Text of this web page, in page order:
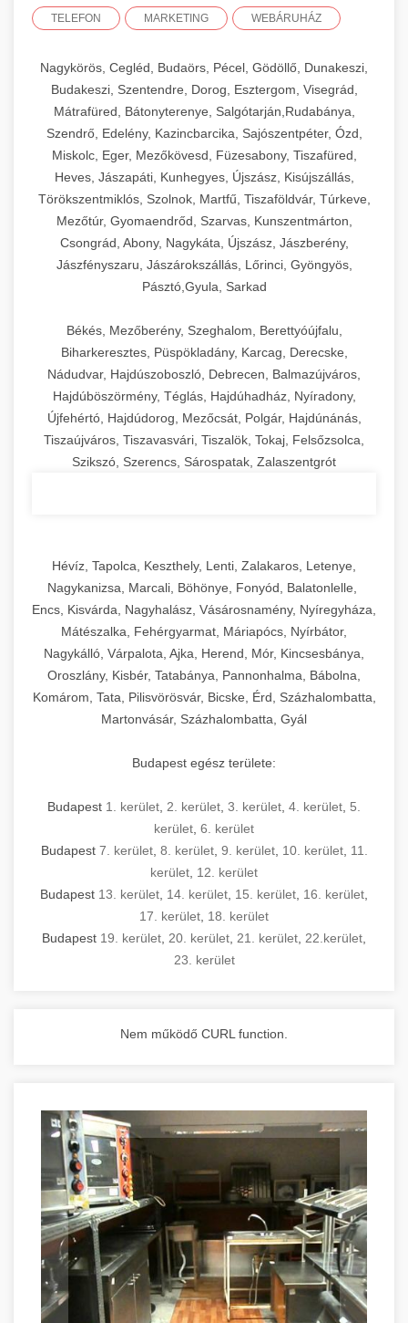
TELEFON MARKETING WEBÁRUHÁZ
Nagykörös, Cegléd, Budaörs, Pécel, Gödöllő, Dunakeszi,
Budakeszi, Szentendre, Dorog, Esztergom, Visegrád,
Mátrafüred, Bátonyterenye, Salgótarján,Rudabánya,
Szendrő, Edelény, Kazincbarcika, Sajószentpéter, Ózd,
Miskolc, Eger, Mezőkövesd, Füzesabony, Tiszafüred,
Heves, Jászapáti, Kunhegyes, Újszász, Kisújszállás,
Törökszentmiklós, Szolnok, Martfű, Tiszaföldvár, Túrkeve,
Mezőtúr, Gyomaendrőd, Szarvas, Kunszentmárton,
Csongrád, Abony, Nagykáta, Újszász, Jászberény,
Jászfényszaru, Jászárokszállás, Lőrinci, Gyöngyös,
Pásztó,Gyula, Sarkad
Békés, Mezőberény, Szeghalom, Berettyóújfalu,
Biharkeresztes, Püspökladány, Karcag, Derecske,
Nádudvar, Hajdúszoboszló, Debrecen, Balmazújváros,
Hajdúböszörmény, Téglás, Hajdúhadház, Nyíradony,
Újfehértó, Hajdúdorog, Mezőcsát, Polgár, Hajdúnánás,
Tiszaújváros, Tiszavasvári, Tiszalök, Tokaj, Felsőzsolca,
Szikszó, Szerencs, Sárospatak, Zalaszentgrót
Hévíz, Tapolca, Keszthely, Lenti, Zalakaros, Letenye,
Nagykanizsa, Marcali, Böhönye, Fonyód, Balatonlelle,
Encs, Kisvárda, Nagyhalász, Vásárosnamény, Nyíregyháza,
Mátészalka, Fehérgyarmat, Máriapócs, Nyírbátor,
Nagykálló, Várpalota, Ajka, Herend, Mór, Kincsesbánya,
Oroszlány, Kisbér, Tatabánya, Pannonhalma, Bábolna,
Komárom, Tata, Pilisvörösvár, Bicske, Érd, Százhalombatta,
Martonvásár, Százhalombatta, Gyál
Budapest egész területe:
Budapest 1. kerület 2. kerület 3. kerület 4. kerület 5.
kerület 6. kerület
Budapest 7. kerület, 8. kerület, 9. kerület, 10. kerület, 11.
kerület 12. kerület
Budapest 13. kerület 14. kerület 15. kerület 16. kerület
17. kerület 18. kerület
Budapest 19. kerület 20. kerület 21. kerület 22.kerület
23. kerület
Nem működő CURL function.